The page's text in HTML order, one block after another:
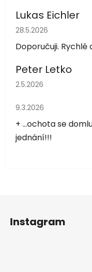
Lukas Eichler
Hodnocení
28.5.2026
Doporučuji. Rychlé
Peter Letko
Hodnocení
2.5.2026
Hodnocení
9.3.2026
+ ...ochota se
jednání!!!
Instagram